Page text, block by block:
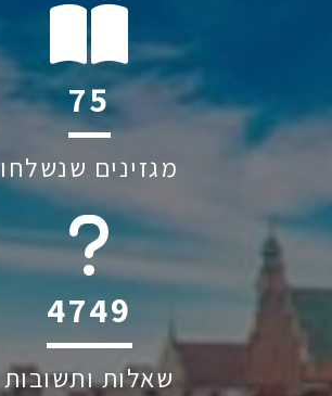
113
מגזינים שנשלחו
6045
שאלות ותשובות